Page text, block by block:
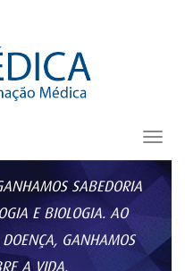
SABEDORIA
E BIOLOGIA. AO
GANHAMOS
A VIDA.